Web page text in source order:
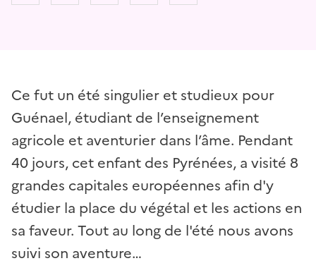
Ce fut un été singulier et studieux pour
Guénael, étudiant de l’enseignement
agricole et aventurier dans l’âme. Pendant
40 jours, cet enfant des Pyrénées, a visité 8
grandes capitales européennes afin d'y
étudier la place du végétal et les actions en
sa faveur. Tout au long de l'été nous avons
suivi son aventure…